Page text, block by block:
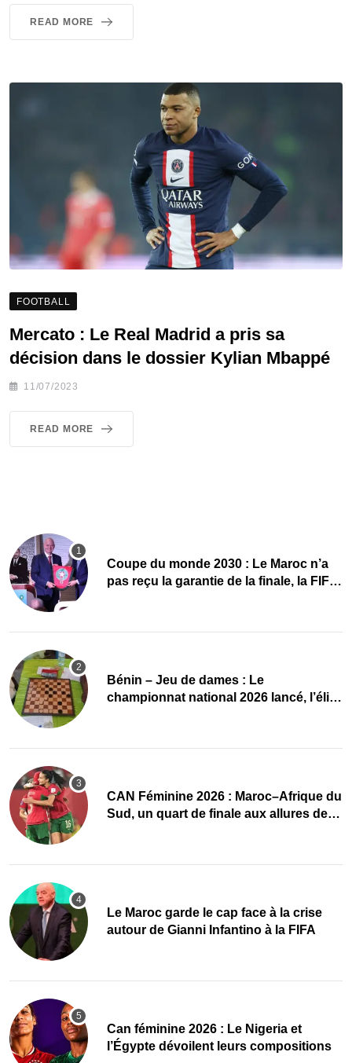
READ MORE
FOOTBALL
Mercato : Le Real Madrid a pris sa
décision dans le dossier Kylian Mbappé
11/07/2023
READ MORE
Coupe du monde 2030 : Le Maroc n’a
pas reçu la garantie de la finale, la FIFA
Bénin – Jeu de dames : Le
championnat national 2026 lancé, l’élite
CAN Féminine 2026 : Maroc–Afrique du
Sud, un quart de finale aux allures de
Le Maroc garde le cap face à la crise
autour de Gianni Infantino à la FIFA
‎Can féminine 2026 : Le Nigeria et
l’Égypte dévoilent leurs compositions